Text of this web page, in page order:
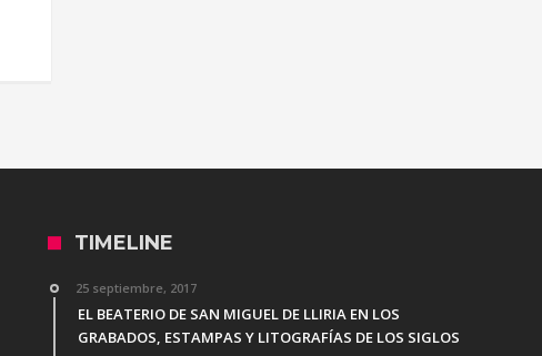
TIMELINE
25 septiembre, 2017
EL BEATERIO DE SAN MIGUEL DE LLIRIA EN LOS
GRABADOS, ESTAMPAS Y LITOGRAFÍAS DE LOS SIGLOS